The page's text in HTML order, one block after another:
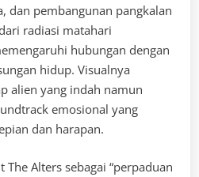
dan pembangunan pangkalan
radiasi matahari
hubungan dengan
hidup. Visualnya
alien yang indah namun
emosional yang
dan harapan.
Alters sebagai “perpaduan